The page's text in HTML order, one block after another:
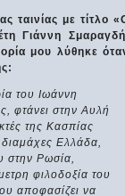
ταινίας με τίτλο
Γιάννη
μου λύθηκε
του Ιωάννη
φτάνει στην Αυλή
της Κασπίας
Ελλάδα,
στην Ρωσία,
φιλοδοξία του
αποφασίζει να